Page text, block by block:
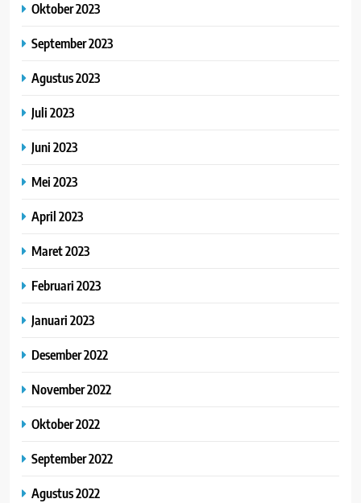
Oktober 2023
September 2023
Agustus 2023
Juli 2023
Juni 2023
Mei 2023
April 2023
Maret 2023
Februari 2023
Januari 2023
Desember 2022
November 2022
Oktober 2022
September 2022
Agustus 2022